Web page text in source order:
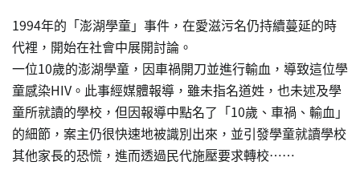
1994年的「澎湖學童」事件，在愛滋污名仍持續蔓延的時
代裡，開始在社會中展開討論。
一位10歲的澎湖學童，因車禍開刀並進行輸血，導致這位學
童感染HIV。此事經媒體報導，雖未指名道姓，也未述及學
童所就讀的學校，但因報導中點名了「10歲、車禍、輸血」
的細節，案主仍很快速地被識別出來，並引發學童就讀學校
其他家長的恐慌，進而透過民代施壓要求轉校……